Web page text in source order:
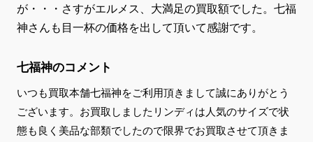
が・・・さすがエルメス、大満足の買取額でした。七福
神さんも目一杯の価格を出して頂いて感謝です。
七福神のコメント
いつも買取本舗七福神をご利用頂きまして誠にありがとう
ございます。お買取しましたリンディは人気のサイズで状
態も良く美品な部類でしたので限界でお買取させて頂きま